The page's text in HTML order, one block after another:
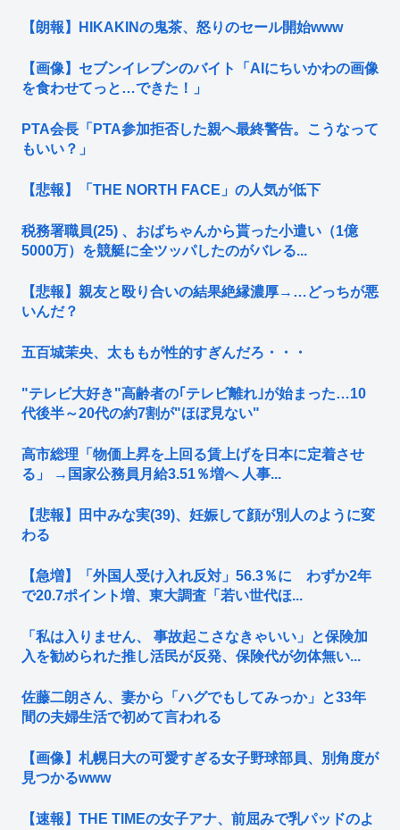
【朗報】HIKAKINの鬼茶、怒りのセール開始www
【画像】セブンイレブンのバイト「AIにちいかわの画像
を食わせてっと…できた！」
PTA会長「PTA参加拒否した親へ最終警告。こうなって
もいい？」
【悲報】「THE NORTH FACE」の人気が低下
税務署職員(25) 、おばちゃんから貰った小遣い（1億
5000万）を競艇に全ツッパしたのがバレる...
【悲報】親友と殴り合いの結果絶縁濃厚→…どっちが悪
いんだ？
五百城茉央、太ももが性的すぎんだろ・・・
"テレビ大好き"高齢者の｢テレビ離れ｣が始まった…10
代後半～20代の約7割が"ほぼ見ない"
高市総理「物価上昇を上回る賃上げを日本に定着させ
る」 →国家公務員月給3.51％増へ 人事...
【悲報】田中みな実(39)、妊娠して顔が別人のように変
わる
【急増】「外国人受け入れ反対」56.3％に わずか2年
で20.7ポイント増、東大調査「若い世代ほ...
「私は入りません、 事故起こさなきゃいい」と保険加
入を勧められた推し活民が反発、保険代が勿体無い...
佐藤二朗さん、妻から「ハグでもしてみっか」と33年
間の夫婦生活で初めて言われる
【画像】札幌日大の可愛すぎる女子野球部員、別角度が
見つかるwww
【速報】THE TIMEの女子アナ、前屈みで乳パッドのよ